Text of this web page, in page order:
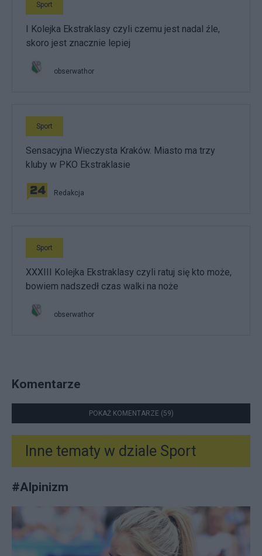
Sport
I Kolejka Ekstraklasy czyli czemu jest nadal źle,
skoro jest znacznie lepiej
obserwathor
Sport
Sensacyjna Wieczysta Kraków. Miasto ma trzy
kluby w PKO Ekstraklasie
Redakcja
Sport
XXXIII Kolejka Ekstraklasy czyli ratuj się kto może,
bowiem nadszedł czas walki na noże
obserwathor
Komentarze
POKAŻ KOMENTARZE (59)
Inne tematy w dziale Sport
#Alpinizm